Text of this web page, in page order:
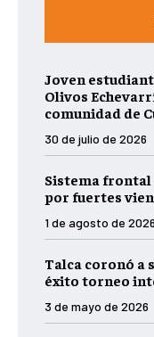
Joven
Olivos
comunidad de
30 de julio de 2026
Sistema frontal
por fuertes
1 de agosto de 2026
Talca coronó a
éxito torneo
3 de mayo de 2026